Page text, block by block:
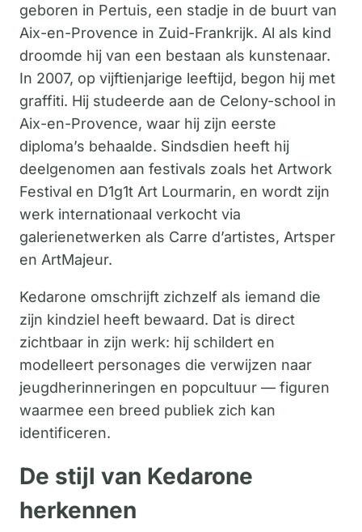
geboren in Pertuis, een stadje in de buurt van
Aix-en-Provence in Zuid-Frankrijk. Al als kind
droomde hij van een bestaan als kunstenaar.
In 2007, op vijftienjarige leeftijd, begon hij met
graffiti. Hij studeerde aan de Celony-school in
Aix-en-Provence, waar hij zijn eerste
diploma’s behaalde. Sindsdien heeft hij
deelgenomen aan festivals zoals het Artwork
Festival en D1g1t Art Lourmarin, en wordt zijn
werk internationaal verkocht via
galerienetwerken als Carre d’artistes, Artsper
en ArtMajeur.
Kedarone omschrijft zichzelf als iemand die
zijn kindziel heeft bewaard. Dat is direct
zichtbaar in zijn werk: hij schildert en
modelleert personages die verwijzen naar
jeugdherinneringen en popcultuur — figuren
waarmee een breed publiek zich kan
identificeren.
De stijl van Kedarone
herkennen